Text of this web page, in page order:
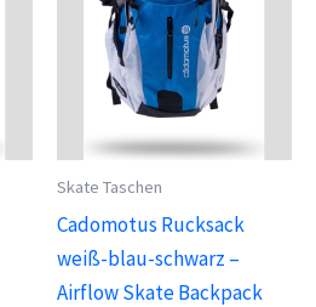
Skate Taschen
Cadomotus Rucksack
weiß-blau-schwarz –
Airflow Skate Backpack